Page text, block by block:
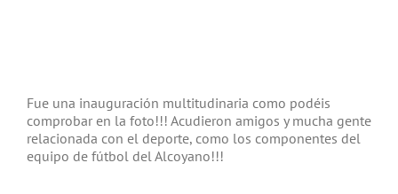
Fue una inauguración multitudinaria como podéis
comprobar en la foto!!! Acudieron amigos y mucha gente
relacionada con el deporte, como los componentes del
equipo de fútbol del Alcoyano!!!